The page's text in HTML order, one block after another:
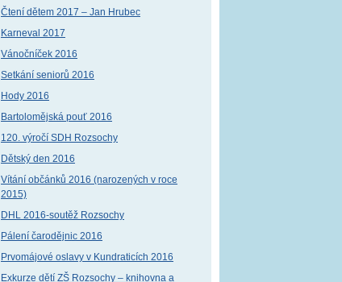
Čtení dětem 2017 – Jan Hrubec
Karneval 2017
Vánočníček 2016
Setkání seniorů 2016
Hody 2016
Bartolomějská pouť 2016
120. výročí SDH Rozsochy
Dětský den 2016
Vítání občánků 2016 (narozených v roce
2015)
DHL 2016-soutěž Rozsochy
Pálení čarodějnic 2016
Prvomájové oslavy v Kundraticích 2016
Exkurze dětí ZŠ Rozsochy – knihovna a